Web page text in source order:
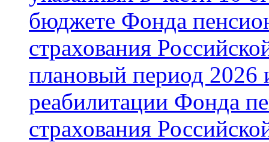
бюджете Фонда
страхования
плановый период 2026
реабилитации Фонда
страхования